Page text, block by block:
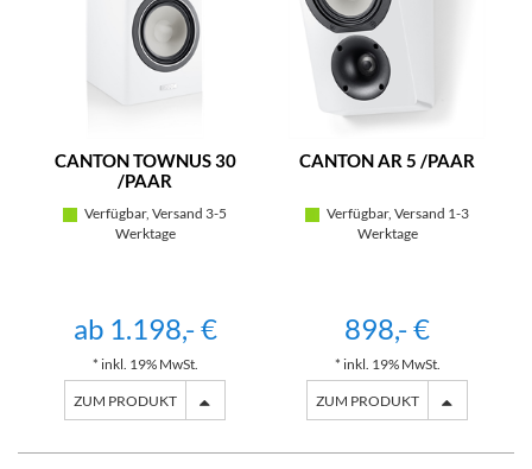
CANTON TOWNUS 30
/PAAR
Verfügbar, Versand 3-5
Werktage
ab 1.198,- €
* inkl. 19% MwSt.
ZUM PRODUKT
CANTON AR 5 /PAAR
Verfügbar, Versand 1-3
Werktage
898,- €
* inkl. 19% MwSt.
ZUM PRODUKT